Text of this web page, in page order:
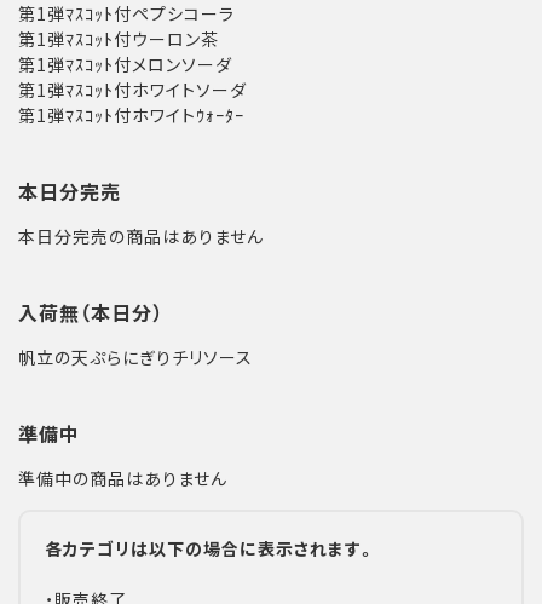
第1弾ﾏｽｺｯﾄ付ペプシコーラ
第1弾ﾏｽｺｯﾄ付ウーロン茶
第1弾ﾏｽｺｯﾄ付メロンソーダ
第1弾ﾏｽｺｯﾄ付ホワイトソーダ
第1弾ﾏｽｺｯﾄ付ホワイトｳｫｰﾀｰ
本日分完売
本日分完売の商品はありません
入荷無（本日分）
帆立の天ぷらにぎりチリソース
準備中
準備中の商品はありません
各カテゴリは以下の場合に表示されます。
・販売終了